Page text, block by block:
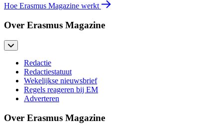
Hoe Erasmus Magazine werkt
Over Erasmus Magazine
Redactie
Redactiestatuut
Wekelijkse nieuwsbrief
Regels reageren bij EM
Adverteren
Over Erasmus Magazine